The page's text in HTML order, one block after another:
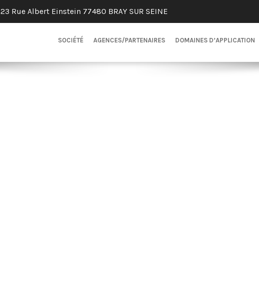
23 Rue Albert Einstein 77480 BRAY SUR SEINE
SOCIÉTÉ AGENCES/PARTENAIRES DOMAINES D’APPLICATION